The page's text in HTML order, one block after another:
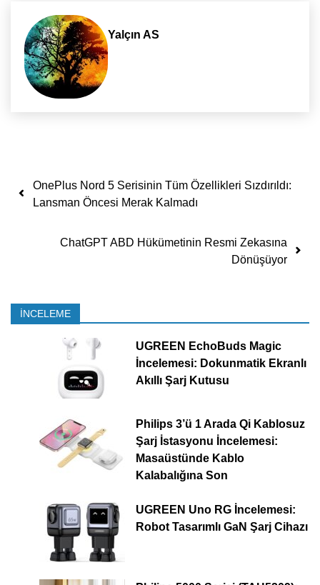
Yalçın AS
Yazı dolaşımı
OnePlus Nord 5 Serisinin Tüm Özellikleri Sızdırıldı:
Lansman Öncesi Merak Kalmadı
ChatGPT ABD Hükümetinin Resmi Zekasına
Dönüşüyor
İNCELEME
UGREEN EchoBuds Magic
İncelemesi: Dokunmatik Ekranlı
Akıllı Şarj Kutusu
Philips 3’ü 1 Arada Qi Kablosuz
Şarj İstasyonu İncelemesi:
Masaüstünde Kablo
Kalabalığına Son
UGREEN Uno RG İncelemesi:
Robot Tasarımlı GaN Şarj Cihazı